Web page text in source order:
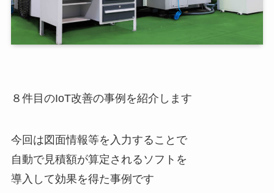
８件目のIoT改善の事例を紹介します
今回は図面情報等を入力することで
自動で見積額が算定されるソフトを
導入して効果を得た事例です